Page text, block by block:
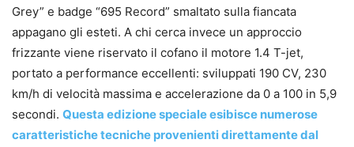
Grey” e badge “695 Record” smaltato sulla fiancata
appagano gli esteti. A chi cerca invece un approccio
frizzante viene riservato il cofano il motore 1.4 T-jet,
portato a performance eccellenti: sviluppati 190 CV, 230
km/h di velocità massima e accelerazione da 0 a 100 in 5,9
secondi. Questa edizione speciale esibisce numerose
caratteristiche tecniche provenienti direttamente dal